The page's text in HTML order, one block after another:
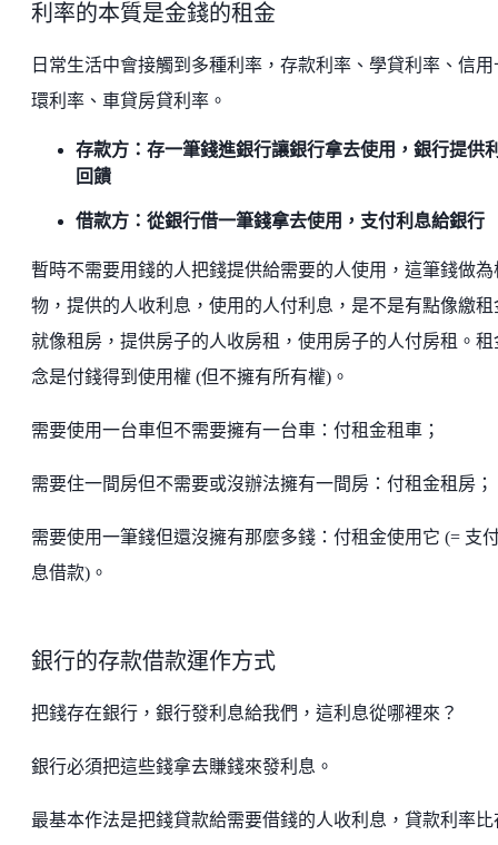
利率的本質是金錢的租金
日常生活中會接觸到多種利率，存款利率、學貸利率、信用
環利率、車貸房貸利率。
存款方：存一筆錢進銀行讓銀行拿去使用，銀行提供
回饋
借款方：從銀行借一筆錢拿去使用，支付利息給銀行
暫時不需要用錢的人把錢提供給需要的人使用，這筆錢做為
物，提供的人收利息，使用的人付利息，是不是有點像繳租
就像租房，提供房子的人收房租，使用房子的人付房租。租
念是付錢得到使用權 (但不擁有所有權)。
需要使用一台車但不需要擁有一台車：付租金租車；
需要住一間房但不需要或沒辦法擁有一間房：付租金租房；
需要使用一筆錢但還沒擁有那麼多錢：付租金使用它 (= 支
息借款)。
銀行的存款借款運作方式
把錢存在銀行，銀行發利息給我們，這利息從哪裡來？
銀行必須把這些錢拿去賺錢來發利息。
最基本作法是把錢貸款給需要借錢的人收利息，貸款利率比